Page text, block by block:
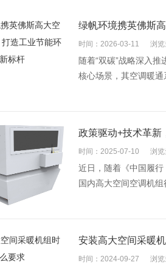
绿帆环境携英佛斯
时间：2026-03-11 浏
随着“双碳”战略深入
核心场景，其空调暖通
政策驱动+技术革新
时间：2025-07-10 浏
近日，随着《中国履
国内高大空间空调机
安装高大空间采暖
时间：2024-09-27 浏